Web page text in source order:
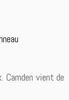
Camden vient de